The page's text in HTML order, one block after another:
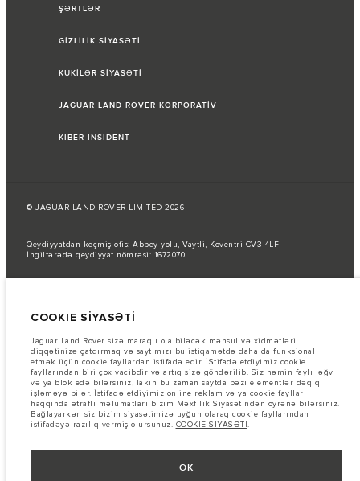
ŞƏRTLƏR
GİZLİLİK SİYASƏTİ
KUKİLƏR SİYASƏTİ
JAGUAR LAND ROVER KORPORATİV
KİBER İNSİDENT
© JAGUAR LAND ROVER LIMITED 2026
Qeydiyyatdan keçmiş ofis: Abbey yolu, Vaytli, Koventri CV3 4LF
İngiltərədə qeydiyyat nömrəsi: 1672070
Avtomobilin faktiki yanacaq sərfi belə testlərdən əldə edilən nəticələrdən
Şəkillər və spesifikasiyalar haqqında vacib qeyd.
Qlobal yarımkeçirici
çatışmazlığı hal-hazırda avtomobilin istehsal xüsusiyyətlərinə, seçimlərin
mövcudluğuna və istehsal müddətlərinə təsir göstərir. Bu, çox dinamik bir
vəziyyətdir və nəticədə hazırda veb-saytda istifadə edilən şəkillər,
funksiyalar, seçimlər, xüsusi işləmələr və rəng sxemləri üçün mövcud
spesifikasiyaları tam əks etdirməyə bilər. Zəhmət olmasa, hər hansı cari
məhdudiyyətlər barədə məlumat etmək üçün Satış mərkəzi ilə əlaqə
saxlayın.
asılı olaraq dəyişə və bildiriş olmadan dəyişdirilə bilər. Avtomobillərin
yerli bazarda mövcudluğu və qiymətlər üçün yerli dilerinizlə əlaqə
COOKIE SİYASƏTİ
Jaguar Land Rover sizə maraqlı ola biləcək məhsul və xidmətləri
diqqətinizə çatdırmaq və saytımızı bu istiqamətdə daha da funksional
etmək üçün cookie fayllardan istifadə edir. İStifadə etdiyimiz cookie
fayllarından biri çox vacibdir və artıq sizə göndərilib. Siz həmin faylı ləğv
və ya blok edə bilərsiniz, lakin bu zaman saytda bəzi elementlər dəqiq
işləməyə bilər. İstifadə etdiyimiz online reklam və ya cookie fayllar
haqqında ətraflı məlumatları bizim Məxfilik Siyasətindən öyrənə bilərsiniz.
Bağlayarkən siz bizim siyasətimizə uyğun olaraq cookie fayllarından
istifadəyə razılıq vermiş olursunuz. COOKIE SİYASƏTİ.
OK